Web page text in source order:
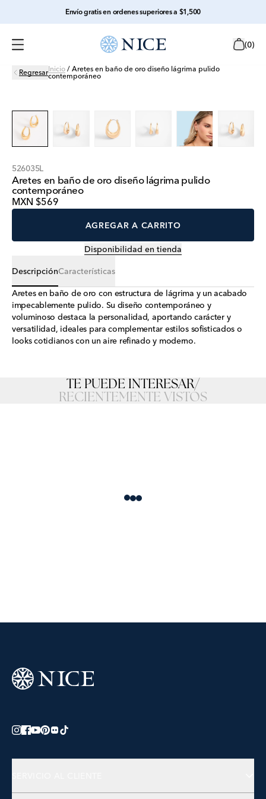
Envío gratis en ordenes superiores a $1,500
(0)
RegresarInicio / Aretes en baño de oro diseño lágrima pulido
contemporáneo
526035L
Aretes en baño de oro diseño lágrima pulido
contemporáneo
MXN $569
AGREGAR A CARRITO
Disponibilidad en tienda
DescripciónCaracterísticas
Aretes en baño de oro con estructura de lágrima y un acabado
impecablemente pulido. Su diseño contemporáneo y
voluminoso destaca la personalidad, aportando carácter y
versatilidad, ideales para complementar estilos sofisticados o
looks cotidianos con un aire refinado y moderno.
TE PUEDE INTERESAR/
RECIENTEMENTE VISTOS
Loading